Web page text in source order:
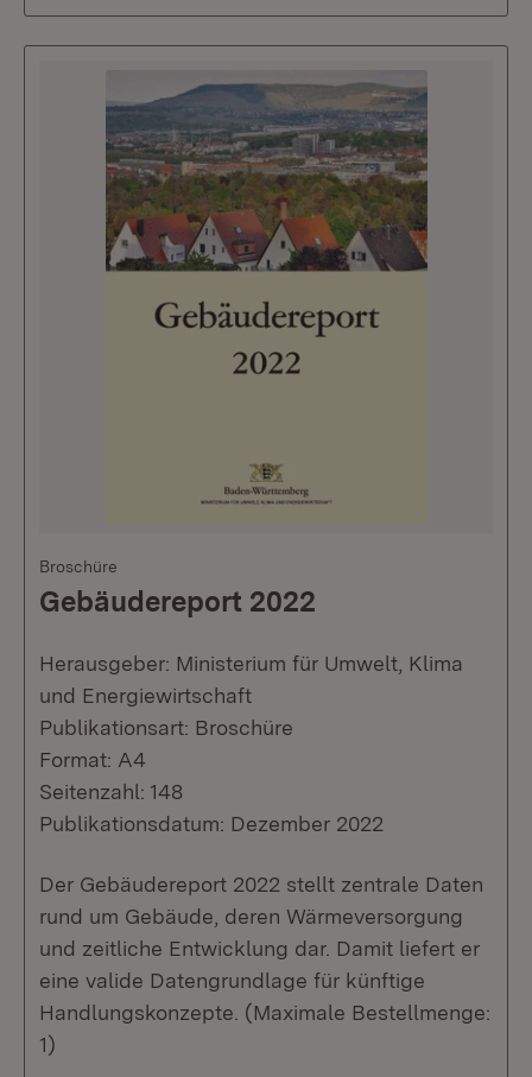
Broschüre
Gebäudereport 2022
Herausgeber: Ministerium für Umwelt, Klima
und Energiewirtschaft
Publikationsart: Broschüre
Format: A4
Seitenzahl: 148
Publikationsdatum: Dezember 2022
Der Gebäudereport 2022 stellt zentrale Daten
rund um Gebäude, deren Wärmeversorgung
und zeitliche Entwicklung dar. Damit liefert er
eine valide Datengrundlage für künftige
Handlungskonzepte. (Maximale Bestellmenge:
1)